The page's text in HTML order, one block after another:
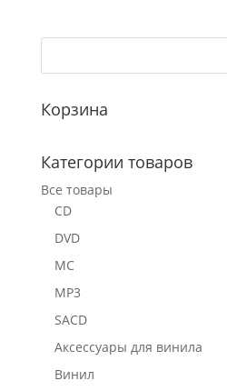
Корзина
Категории товаров
Все товары
CD
DVD
MC
MP3
SACD
Аксессуары для винила
Винил